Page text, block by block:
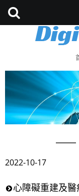
2022-10-17
心障礙重建及